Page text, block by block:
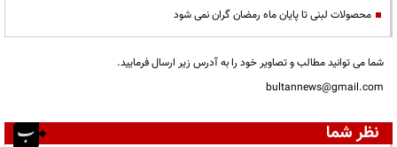
محصولات لبنی تا پایان ماه رمضان گران نمی شود
شما می توانید مطالب و تصاویر خود را به آدرس زیر ارسال فرمایید.
bultannews@gmail.com
نظر شما